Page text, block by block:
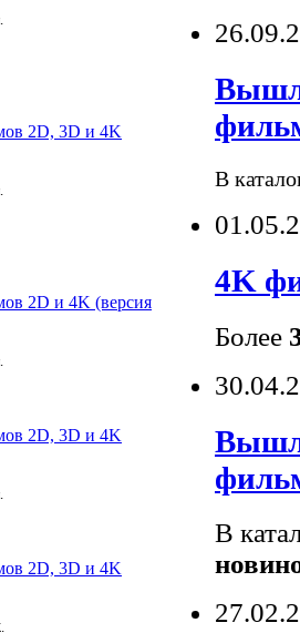
.
2D, 3D и 4K
.
2D и 4K (версия
.
2D, 3D и 4K
.
2D, 3D и 4K
.
В
4K
Более
В